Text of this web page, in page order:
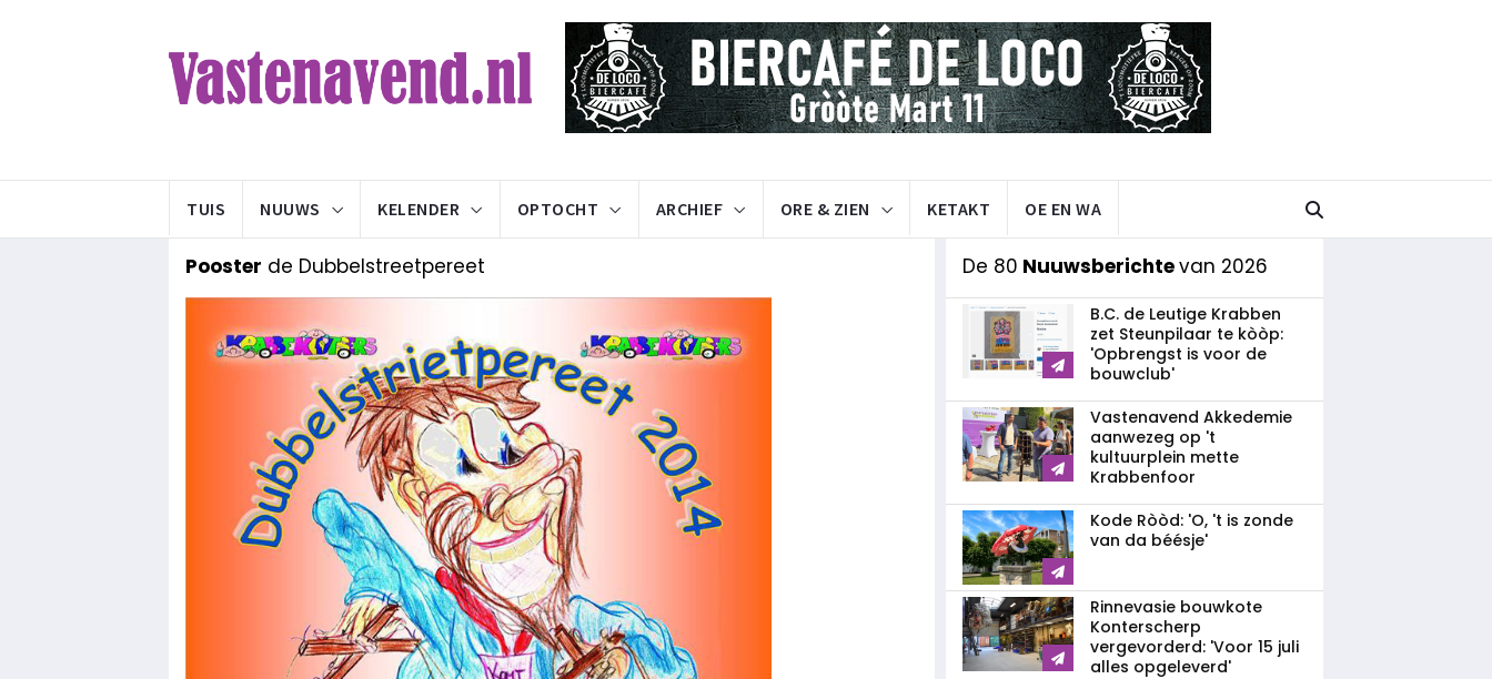
TUIS NUUWS KELENDER OPTOCHT ARCHIEF ORE & ZIEN KETAKT OE EN WA
Pooster de Dubbelstreetpereet De 80 Nuuwsberichtevan 2026
B.C. de Leutige Krabben
zet Steunpilaar te kòòp:
'Opbrengst is voor de
bouwclub'
Vastenavend Akkedemie
aanwezeg op 't
kultuurplein mette
Krabbenfoor
Kode Ròòd: 'O, 't is zonde
van da béésje'
Rinnevasie bouwkote
Konterscherp
vergevorderd: 'Voor 15 juli
alles opgeleverd'